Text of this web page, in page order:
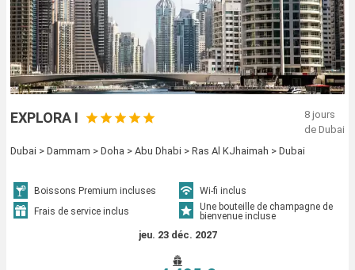
EXPLORA I
8 jours
de Dubai
Dubai > Dammam > Doha > Abu Dhabi > Ras Al KJhaimah > Dubai
Boissons Premium incluses
Wi-fi inclus
Frais de service inclus
Une bouteille de champagne de
bienvenue incluse
jeu. 23 déc. 2027